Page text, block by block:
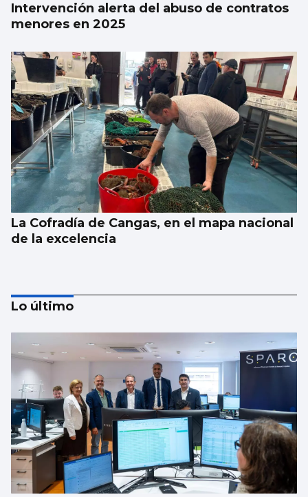
Intervención alerta del abuso de contratos
menores en 2025
La Cofradía de Cangas, en el mapa nacional
de la excelencia
La alcaldesa no aprueba la rebaja del IBI de
la oposición
Lo último